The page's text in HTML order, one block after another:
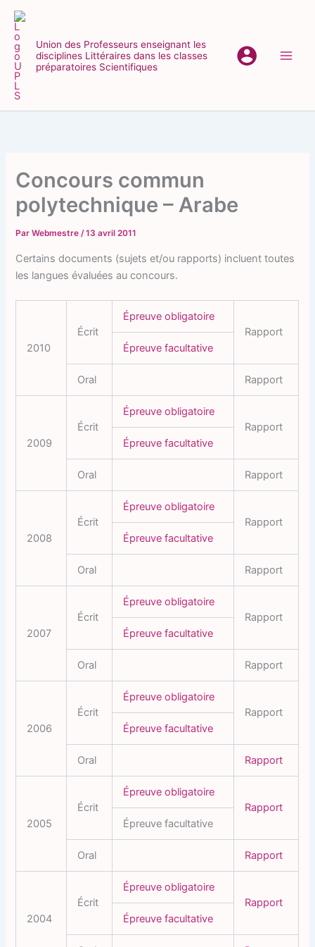
Aller
contenuUnion des Professeurs enseignant les
disciplines Littéraires dans les classes
préparatoires Scientifiques
Concours commun
polytechnique – Arabe
ParWebmestre/13 avril 2011
Certains documents (sujets et/ou rapports) incluent toutes
les langues évaluées au concours.
2010
Écrit
Épreuve obligatoire
Rapport
Épreuve facultative
Oral Rapport
2009
Écrit
Épreuve obligatoire
Rapport
Épreuve facultative
Oral Rapport
2008
Écrit
Épreuve obligatoire
Rapport
Épreuve facultative
Oral Rapport
2007
Écrit
Épreuve obligatoire
Rapport
Épreuve facultative
Oral Rapport
2006
Écrit
Épreuve obligatoire
Rapport
Épreuve facultative
Oral Rapport
2005
Écrit
Épreuve obligatoire
Rapport
Épreuve facultative
Oral Rapport
2004
Écrit
Épreuve obligatoire
Rapport
Épreuve facultative